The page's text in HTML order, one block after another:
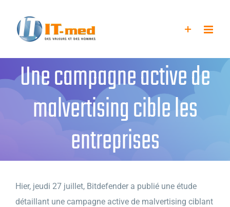
contenu
Une campagne active de
malvertising cible les
entreprises
Hier, jeudi 27 juillet, Bitdefender a publié une étude
détaillant une campagne active de malvertising ciblant